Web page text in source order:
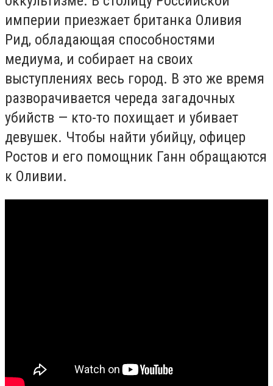
империи приезжает британка Оливия
Рид, обладающая способностями
медиума, и собирает на своих
выступлениях весь город. В это же время
разворачивается череда загадочных
убийств — кто-то похищает и убивает
девушек. Чтобы найти убийцу, офицер
Ростов и его помощник Ганн обращаются
к Оливии.